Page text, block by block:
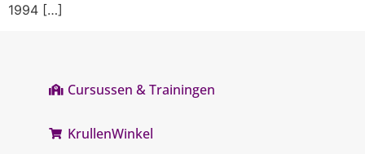
1994 […]
Cursussen & Trainingen
KrullenWinkel